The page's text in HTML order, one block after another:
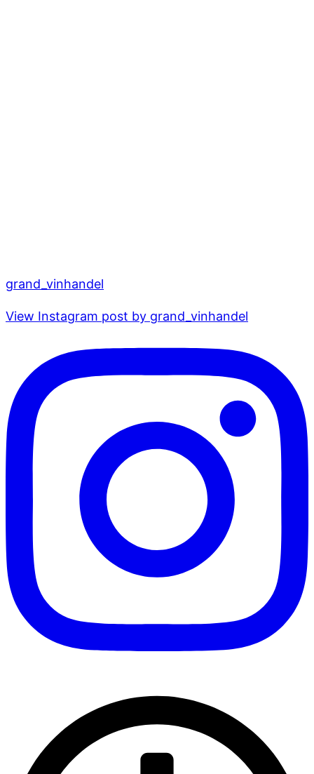
grand_vinhandel
View Instagram post by grand_vinhandel